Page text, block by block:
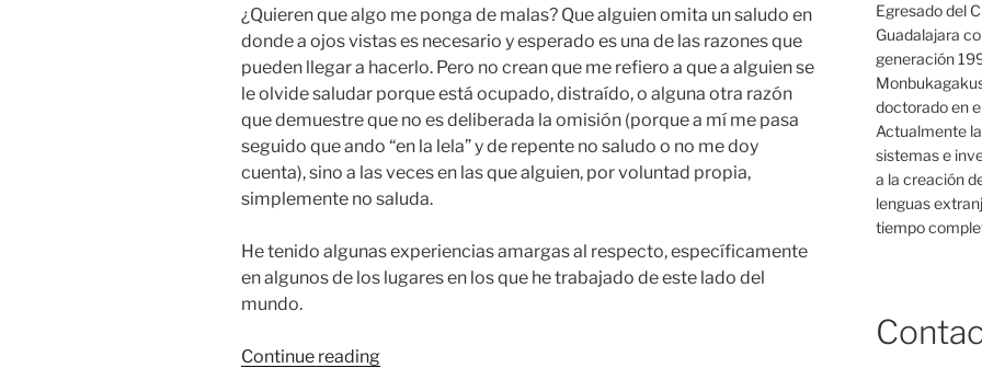
¿Quieren que algo me ponga de malas? Que alguien omita un saludo en
donde a ojos vistas es necesario y esperado es una de las razones que
pueden llegar a hacerlo. Pero no crean que me refiero a que a alguien se
le olvide saludar porque está ocupado, distraído, o alguna otra razón
que demuestre que no es deliberada la omisión (porque a mí me pasa
seguido que ando “en la lela” y de repente no saludo o no me doy
cuenta), sino a las veces en las que alguien, por voluntad propia,
simplemente no saluda.
He tenido algunas experiencias amargas al respecto, específicamente
en algunos de los lugares en los que he trabajado de este lado del
mundo.
Continue reading“Saludar”
Egresado del
Guadalajara
generación
doctorado en
Actualmente
sistemas e
a la creación
lenguas
tiempo